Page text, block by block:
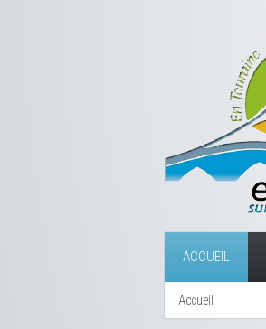
ACCUEIL
Accueil